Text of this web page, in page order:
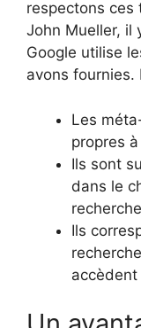
respectons ces
John Mueller, il
Google utilise
avons fournies.
Les
propres
Ils sont
dans le
Ils